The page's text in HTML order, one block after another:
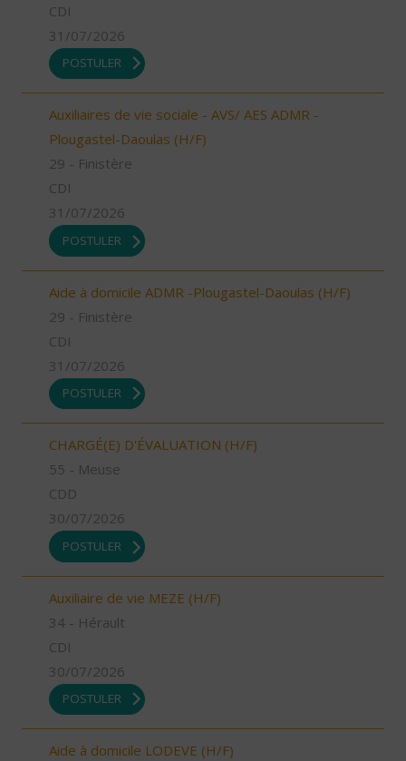
CDI
31/07/2026
POSTULER
Auxiliaires de vie sociale - AVS/ AES ADMR -
Plougastel-Daoulas (H/F)
29 - Finistère
CDI
31/07/2026
POSTULER
Aide à domicile ADMR -Plougastel-Daoulas (H/F)
29 - Finistère
CDI
31/07/2026
POSTULER
CHARGÉ(E) D'ÉVALUATION (H/F)
55 - Meuse
CDD
30/07/2026
POSTULER
Auxiliaire de vie MEZE (H/F)
34 - Hérault
CDI
30/07/2026
POSTULER
Aide à domicile LODEVE (H/F)